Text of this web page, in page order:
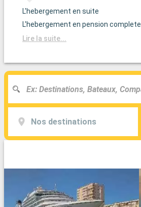
L'hebergement en suite
L'hebergement en pension complete
Lire la suite...
Nos destinations